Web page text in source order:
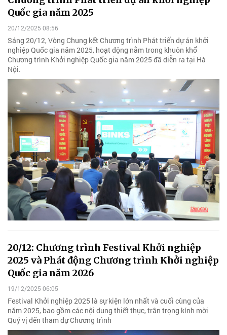
Quốc gia năm 2025
20/12/2025 08:56
Sáng 20/12, Vòng Chung kết Chương trình Phát triển dự án khởi
nghiệp Quốc gia năm 2025, hoạt động nằm trong khuôn khổ
Chương trình Khởi nghiệp Quốc gia năm 2025 đã diễn ra tại Hà
Nội.
20/12: Chương trình Festival Khởi nghiệp
2025 và Phát động Chương trình Khởi nghiệp
Quốc gia năm 2026
19/12/2025 06:05
Festival Khởi nghiệp 2025 là sự kiện lớn nhất và cuối cùng của
năm 2025, bao gồm các nội dung thiết thực, trân trọng kính mời
Quý vị đến tham dự Chương trình